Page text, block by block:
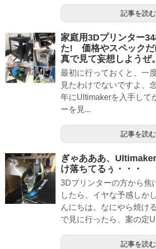
記事を読む
家庭用3Dプリンター
た! 価格やスペックだ
真で見て妄想しようぜ。
最初に行っておくと、一
見たわけでないですよ、
年にUltimakerを入手して
ーを見...
記事を読む
ぎゃあああ、
け落ちてるぅ・・・
3Dプリンターの方から焦
したら、イヤな予感しか
んにちは。なにやら焼け
で見に行ったら、案の定
記事を読む